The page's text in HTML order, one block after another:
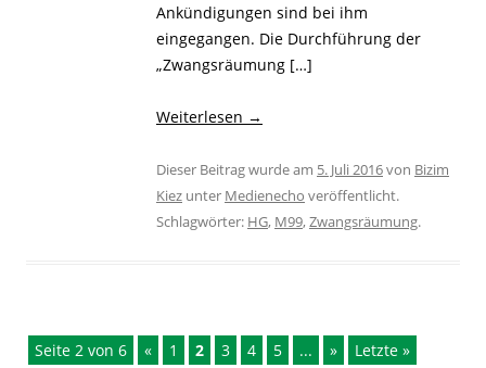
Ankündigungen sind bei ihm
eingegangen. Die Durchführung der
„Zwangsräumung […]
Weiterlesen →
Dieser Beitrag wurde am 5. Juli 2016von Bizim
Kiez unter Medienecho veröffentlicht.
Schlagwörter: HG, M99,Zwangsräumung.
Seite 2 von 6 « 1 2 3 4 5 ... » Letzte »